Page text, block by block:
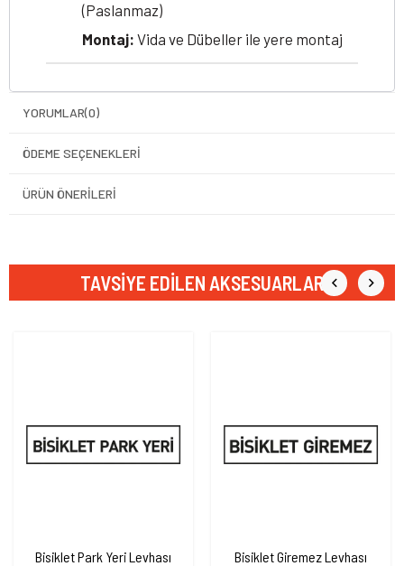
(Paslanmaz)
Montaj: Vida ve Dübeller ile yere montaj
YORUMLAR(0)
ÖDEME SEÇENEKLERI
ÜRÜN ÖNERILERI
TAVSIYE EDILEN AKSESUARLAR
Bisiklet Park Yeri Levhası Bisiklet Giremez Levhası